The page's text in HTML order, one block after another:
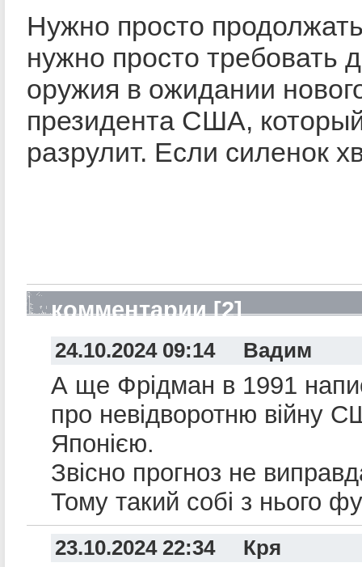
Нужно просто
нужно просто требовать
оружия в ожидании
президента США,
разрулит. Если силенок
комментарии [2]
24.10.2024 09:14 Вадим
А ще Фрідман в 1991
про невідворотню війну
Японією.
Звісно прогноз не
Тому такий собі з нього
23.10.2024 22:34 Кря